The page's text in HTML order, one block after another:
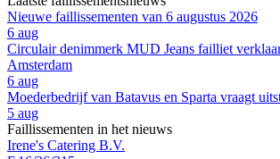
Nieuwe faillissementen van 6 augustus 2026
6 aug
Circulair denimmerk MUD Jeans failliet
Amsterdam
6 aug
Moederbedrijf van Batavus en Sparta vraagt
5 aug
Faillissementen in het nieuws
Irene's Catering B.V.